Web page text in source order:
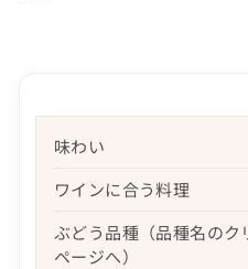
味わい
ワインに合う料理
ぶどう品種（品種名のク
ページへ）